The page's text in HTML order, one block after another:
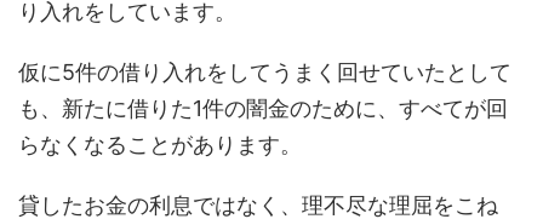
り入れをしています。
仮に5件の借り入れをしてうまく回せていたとして
も、新たに借りた1件の闇金のために、すべてが回
らなくなることがあります。
貸したお金の利息ではなく、理不尽な理屈をこね